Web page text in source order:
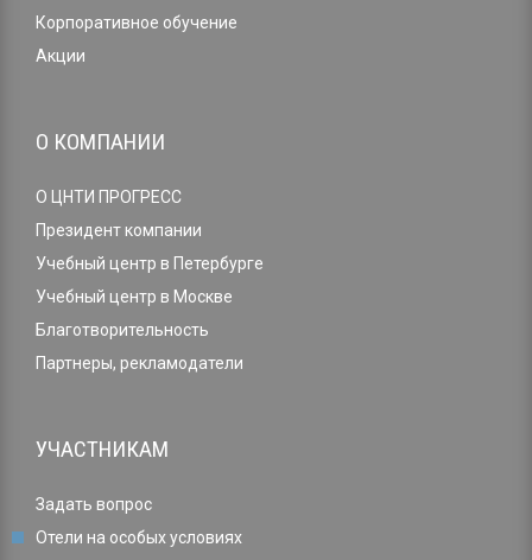
Корпоративное обучение
Акции
О КОМПАНИИ
О ЦНТИ ПРОГРЕСС
Президент компании
Учебный центр в Петербурге
Учебный центр в Москве
Благотворительность
Партнеры, рекламодатели
УЧАСТНИКАМ
Задать вопрос
Отели на особых условиях